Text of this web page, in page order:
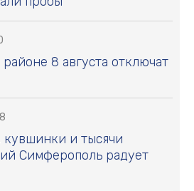
8 августа отключат
и тысячи
Симферополь радует